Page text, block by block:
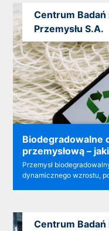
Biodegradowalne
przemysłową –
Przemysł
dynamicznego wzrostu,
Centrum
Przemysłu S.A.
Centrum